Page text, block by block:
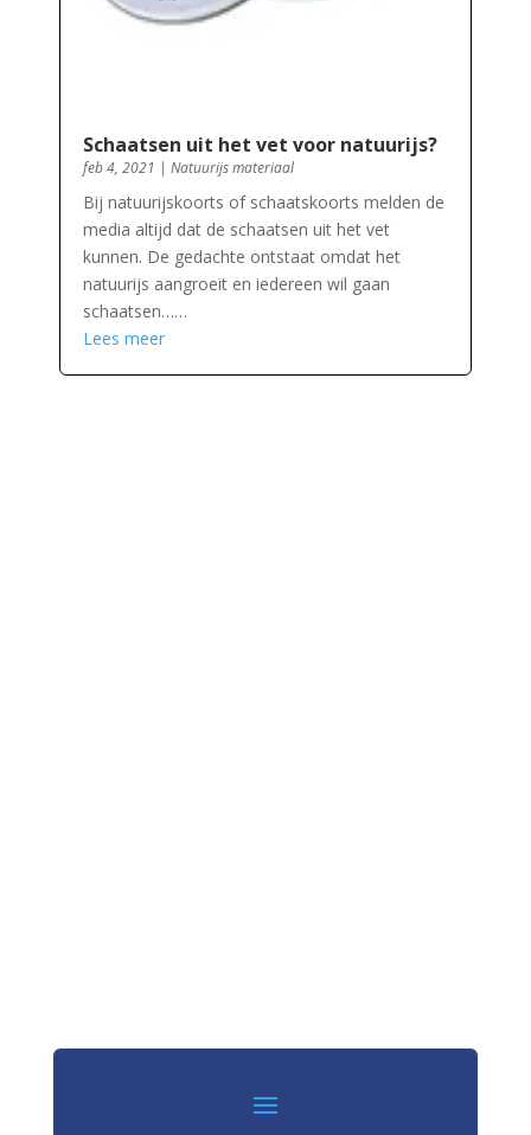
Schaatsen uit het vet voor natuurijs?
feb 4, 2021 | Natuurijs materiaal
Bij natuurijskoorts of schaatskoorts melden de
media altijd dat de schaatsen uit het vet
kunnen. De gedachte ontstaat omdat het
natuurijs aangroeit en iedereen wil gaan
schaatsen……
Lees meer